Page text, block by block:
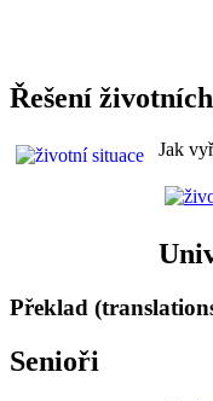
Řešení
Jak
Překlad
Senioři